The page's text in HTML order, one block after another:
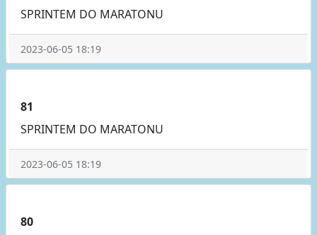
SPRINTEM DO MARATONU
2023-06-05 18:19
81
SPRINTEM DO MARATONU
2023-06-05 18:19
80